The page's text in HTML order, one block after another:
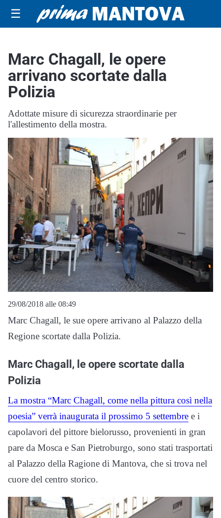
☰
Marc Chagall, le opere
arrivano scortate dalla
Polizia
Adottate misure di sicurezza straordinarie per
l'allestimento della mostra.
29/08/2018 alle 08:49
Marc Chagall, le sue opere arrivano al Palazzo della
Regione scortate dalla Polizia.
Marc Chagall, le opere scortate dalla
Polizia
La mostra “Marc Chagall, come nella pittura così nella
poesia” verrà inaugurata il prossimo 5 settembre e i
capolavori del pittore bielorusso, provenienti in gran
pare da Mosca e San Pietroburgo, sono stati trasportati
al Palazzo della Ragione di Mantova, che si trova nel
cuore del centro storico.